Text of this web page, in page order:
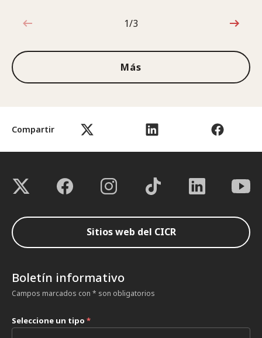
Compartir
1de3
1/3
Más
Sitios web del CICR
Boletín informativo
Campos marcados con * son obligatorios
Seleccione un tipo *